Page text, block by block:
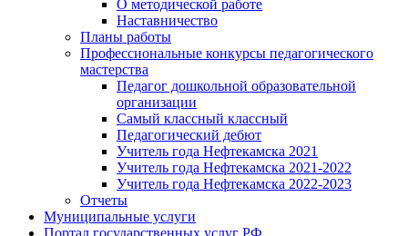
О методической работе
Наставничество
Планы работы
Профессиональные конкурсы педагогического
мастерства
Педагог дошкольной образовательной
организации
Самый классный классный
Педагогический дебют
Учитель года Нефтекамска 2021
Учитель года Нефтекамска 2021-2022
Учитель года Нефтекамска 2022-2023
Отчеты
Муниципальные услуги
Портал государственных услуг РФ